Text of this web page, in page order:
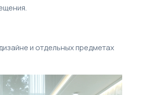
и отдельных предметах